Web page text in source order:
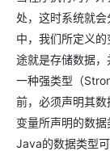
处，这时系统就
中，我们所定义
途就是存储数据
一种强类型（
前，必须声明其
变量所声明的数
Java的数据类型